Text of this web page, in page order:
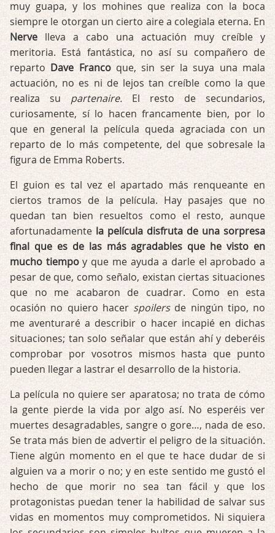
muy guapa, y los mohines que realiza con la boca
siempre le otorgan un cierto aire a colegiala eterna. En
Nerve lleva a cabo una actuación muy creíble y
meritoria. Está fantástica, no así su compañero de
reparto Dave Francoque, sin ser la suya una mala
actuación, no es ni de lejos tan creíble como la que
realiza su partenaire. El resto de secundarios,
curiosamente, sí lo hacen francamente bien, por lo
que en general la película queda agraciada con un
reparto de lo más competente, del que sobresale la
figura de Emma Roberts.
El guion es tal vez el apartado más renqueante en
ciertos tramos de la película. Hay pasajes que no
quedan tan bien resueltos como el resto, aunque
afortunadamente la película disfruta de una sorpresa
final que es de las más agradables que he visto en
mucho tiempoy que me ayuda a darle el aprobado a
pesar de que, como señalo, existan ciertas situaciones
que no me acabaron de cuadrar. Como en esta
ocasión no quiero hacer spoilersde ningún tipo, no
me aventuraré a describir o hacer incapié en dichas
situaciones; tan solo señalar que están ahí y deberéis
comprobar por vosotros mismos hasta que punto
pueden llegar a lastrar el desarrollo de la historia.
La película no quiere ser aparatosa; no trata de cómo
la gente pierde la vida por algo así. No esperéis ver
muertes desagradables, sangre o gore…, nada de eso.
Se trata más bien de advertir el peligro de la situación.
Tiene algún momento en el que te hace dudar de si
alguien va a morir o no; y en este sentido me gustó el
hecho de que morir no sea tan fácil y que los
protagonistas puedan tener la habilidad de salvar sus
vidas en momentos muy comprometidos. Ni siquiera